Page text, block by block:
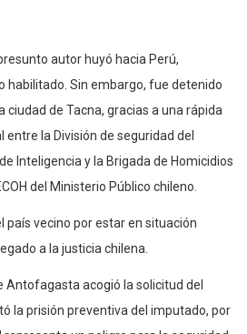
autor huyó hacia Perú,
habilitado. Sin embargo, fue detenido
ciudad de Tacna, gracias a una rápida
la División de seguridad del
Inteligencia y la Brigada de Homicidios
del Ministerio Público chileno.
país vecino por estar en situación
a la justicia chilena.
Antofagasta acogió la solicitud del
la prisión preventiva del imputado, por